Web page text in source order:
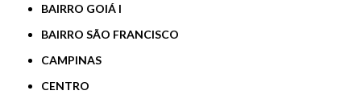
BAIRRO GOIÁ I
BAIRRO SÃO FRANCISCO
CAMPINAS
CENTRO